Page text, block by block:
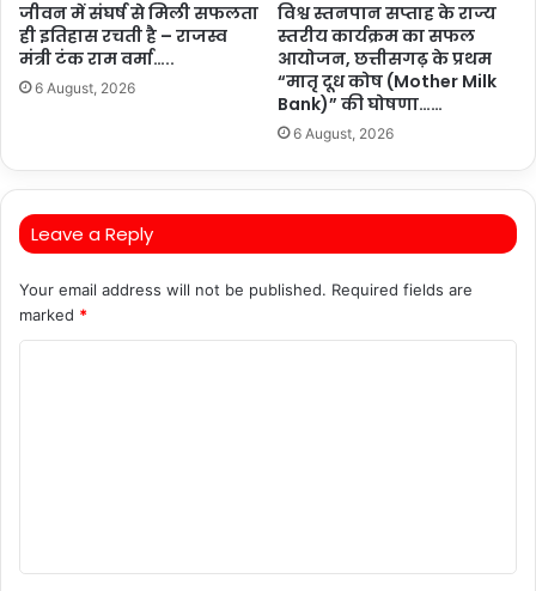
जीवन में संघर्ष से मिली सफलता
ही इतिहास रचती है – राजस्व
मंत्री टंक राम वर्मा…..
6 August, 2026
विश्व स्तनपान सप्ताह के राज्य
स्तरीय कार्यक्रम का सफल
आयोजन, छत्तीसगढ़ के प्रथम
“मातृ दूध कोष (Mother Milk
Bank)” की घोषणा……
6 August, 2026
Leave a Reply
Your email address will not be published. Required fields are
marked *
t